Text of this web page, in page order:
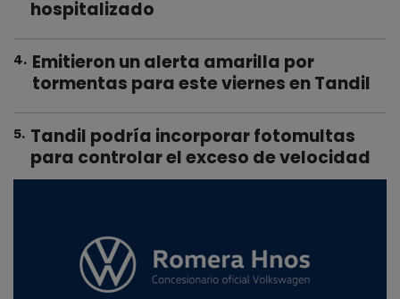
hospitalizado
4. Emitieron un alerta amarilla por
tormentas para este viernes en Tandil
5. Tandil podría incorporar fotomultas
para controlar el exceso de velocidad